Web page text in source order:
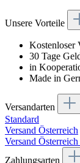
Unsere Vorteile
Kostenloser
30 Tage
in
Made in
Versandarten
Standard
Versand Österreich
Versand
Zahlungsarten